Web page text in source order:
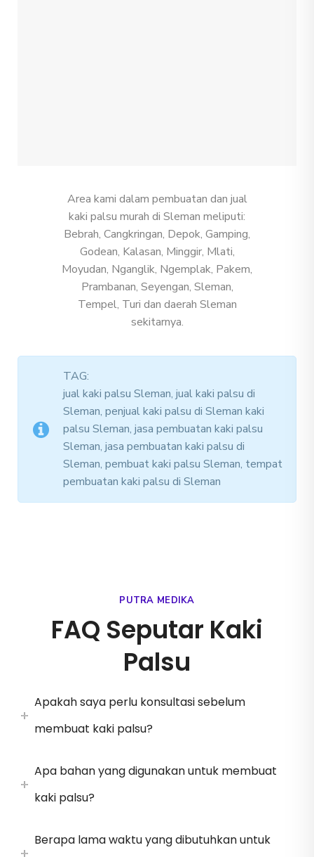
Area kami dalam pembuatan dan jual
kaki palsu murah di Sleman meliputi:
Bebrah, Cangkringan, Depok, Gamping,
Godean, Kalasan, Minggir, Mlati,
Moyudan, Nganglik, Ngemplak, Pakem,
Prambanan, Seyengan, Sleman,
Tempel, Turi dan daerah Sleman
sekitarnya.
TAG:
jual kaki palsu Sleman, jual kaki palsu di
Sleman, penjual kaki palsu di Sleman kaki
palsu Sleman, jasa pembuatan kaki palsu
Sleman, jasa pembuatan kaki palsu di
Sleman, pembuat kaki palsu Sleman, tempat
pembuatan kaki palsu di Sleman
PUTRA MEDIKA
FAQ Seputar Kaki
Palsu
Apakah saya perlu konsultasi sebelum
membuat kaki palsu?
Apa bahan yang digunakan untuk membuat
kaki palsu?
Berapa lama waktu yang dibutuhkan untuk